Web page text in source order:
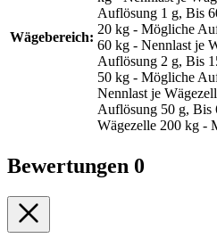
Wägebereich:
Auflösung 1 g, Bis
20 kg - Mögliche
60 kg - Nennlast je
Auflösung 2 g, Bis
50 kg - Mögliche
Nennlast je
Auflösung 50 g, Bis
Wägezelle 200 kg -
Bewertungen 0